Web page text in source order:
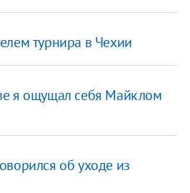
турнира в Чехии
я ощущал себя Майклом
об уходе из